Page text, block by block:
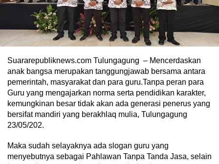
Suararepubliknews.com Tulungagung – Mencerdaskan
anak bangsa merupakan tanggungjawab bersama antara
pemerintah, masyarakat dan para guru.Tanpa peran para
Guru yang mengajarkan norma serta pendidikan karakter,
kemungkinan besar tidak akan ada generasi penerus yang
bersifat mandiri yang berakhlaq mulia, Tulungagung
23/05/202.
Maka sudah selayaknya ada slogan guru yang
menyebutnya sebagai Pahlawan Tanpa Tanda Jasa, selain